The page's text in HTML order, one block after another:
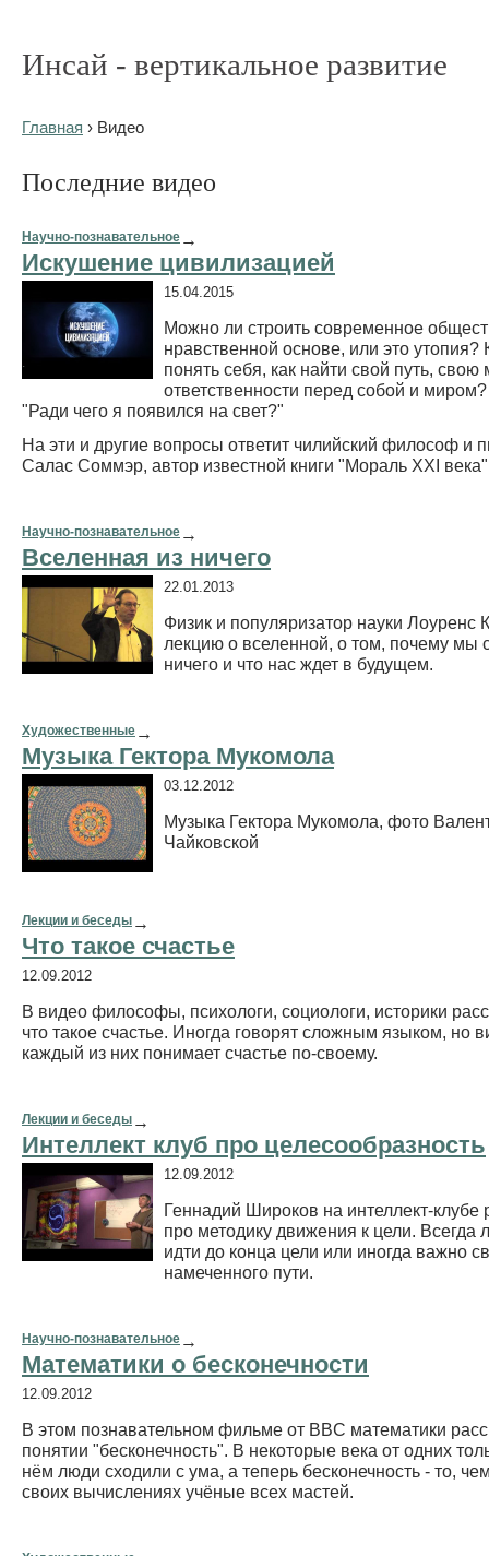
Инсай - вертикальное развитие
Главная › Видео
Последние видео
Научно-познавательное →
Искушение цивилизацией
15.04.2015
Можно ли строить современное
нравственной основе, или это утопия?
понять себя, как найти свой путь, свою
ответственности перед собой и
"Ради чего я появился на свет?"
На эти и другие вопросы ответит чилийский философ и
Салас Соммэр, автор известной книги "Мораль XXI
Научно-познавательное →
Вселенная из ничего
22.01.2013
Физик и популяризатор науки Лоуренс
лекцию о вселенной, о том, почему мы
ничего и что нас ждет в будущем.
Художественные →
Музыка Гектора Мукомола
03.12.2012
Музыка Гектора Мукомола, фото
Чайковской
Лекции и беседы →
Что такое счастье
12.09.2012
В видео философы, психологи, социологи, историки
что такое счастье. Иногда говорят сложным языком, но
каждый из них понимает счастье по-своему.
Лекции и беседы →
Интеллект клуб про целесообразность
12.09.2012
Геннадий Широков на интеллект-клубе
про методику движения к цели. Всегда
идти до конца цели или иногда важно
намеченного пути.
Научно-познавательное →
Математики о бесконечности
12.09.2012
В этом познавательном фильме от BBC математики
понятии "бесконечность". В некоторые века от одних
нём люди сходили с ума, а теперь бесконечность - то,
своих вычислениях учёные всех мастей.